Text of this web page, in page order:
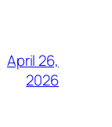
April 26,
2026